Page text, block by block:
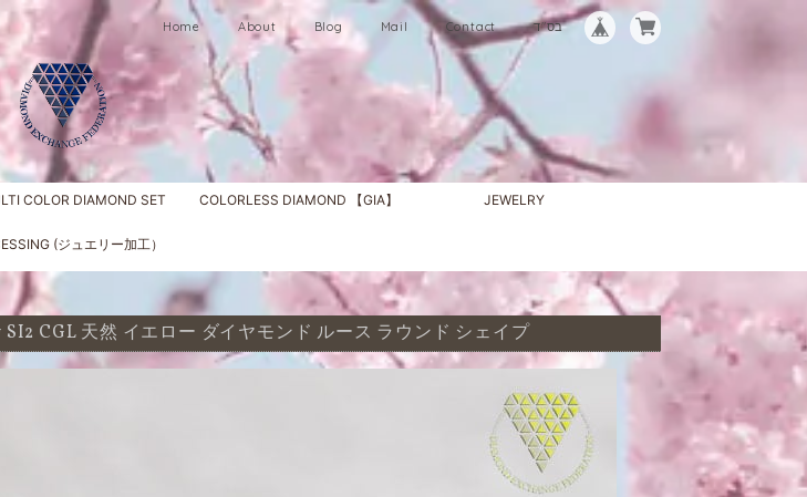
Home About Blog Mail Contact בס"ד
COLOR DIAMOND SET COLORLESS DIAMOND 【GIA】 JEWELRY
(ジュエリー加工）
CGL 天然 イエロー ダイヤモンド ルース ラウンド シェイプ